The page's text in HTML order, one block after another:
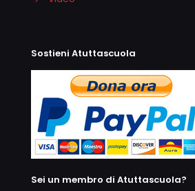
Sostieni Atuttascuola
Sei un membro di Atuttascuola?